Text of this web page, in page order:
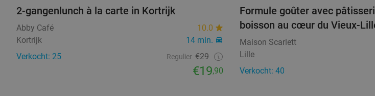
2-gangenlunch à la carte in Kortrijk
Abby Café
10.0
Kortrijk
14 min.
Verkocht: 25
Regulier €29
€19,90
Formule goûter avec
boisson au cœur du Vieux-
Maison Scarlett
Lille
Verkocht: 40